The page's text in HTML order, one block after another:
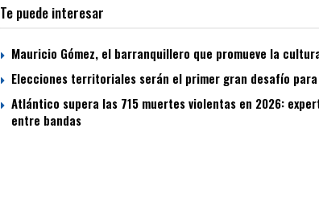
Te puede interesar
Mauricio Gómez, el barranquillero que promueve la
Elecciones territoriales serán el primer gran desafío
Atlántico supera las 715 muertes violentas en 2026:
entre bandas